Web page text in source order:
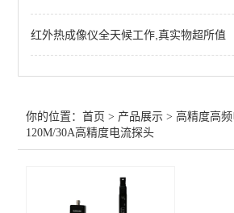
红外热成像仪全天候工作,真实物超所值
你的位置：首页 > 产品展示 > 高精度高
120M/30A高精度电流探头